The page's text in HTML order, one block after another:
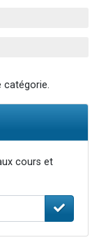
catégorie.
cours et